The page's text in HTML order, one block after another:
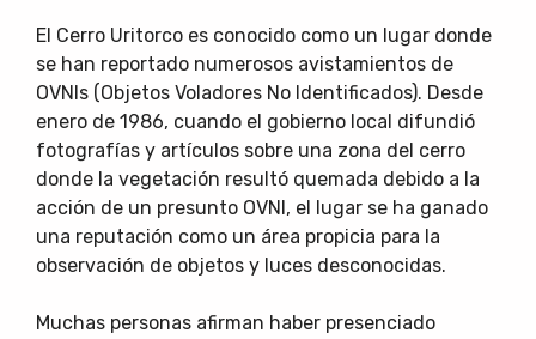
El Cerro Uritorco es conocido como un lugar donde
se han reportado numerosos avistamientos de
OVNIs (Objetos Voladores No Identificados). Desde
enero de 1986, cuando el gobierno local difundió
fotografías y artículos sobre una zona del cerro
donde la vegetación resultó quemada debido a la
acción de un presunto OVNI, el lugar se ha ganado
una reputación como un área propicia para la
observación de objetos y luces desconocidas.
Muchas personas afirman haber presenciado